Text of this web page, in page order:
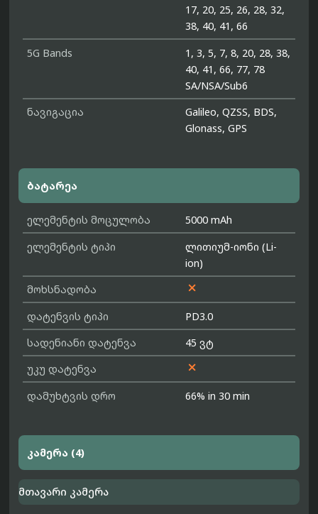
17, 20, 25, 26, 28, 32,
38, 40, 41, 66
5G Bands
1, 3, 5, 7, 8, 20, 28, 38,
40, 41, 66, 77, 78
SA/NSA/Sub6
ნავიგაცია
Galileo, QZSS, BDS,
Glonass, GPS
ბატარეა
ელემენტის მოცულობა
5000 mAh
ელემენტის ტიპი
ლითიუმ-იონი (Li-
ion)
მოხსნადობა

დატენვის ტიპი
PD3.0
სადენიანი დატენვა
45 ვტ
უკუ დატენვა

დამუხტვის დრო 66% in 30 min
კამერა (4)
მთავარი კამერა